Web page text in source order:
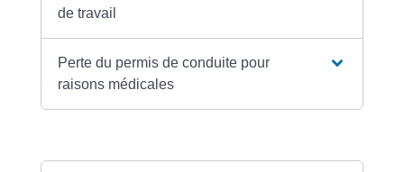
de travail
Perte du permis de conduite pour
raisons médicales